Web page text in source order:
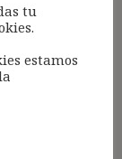
tu
estamos